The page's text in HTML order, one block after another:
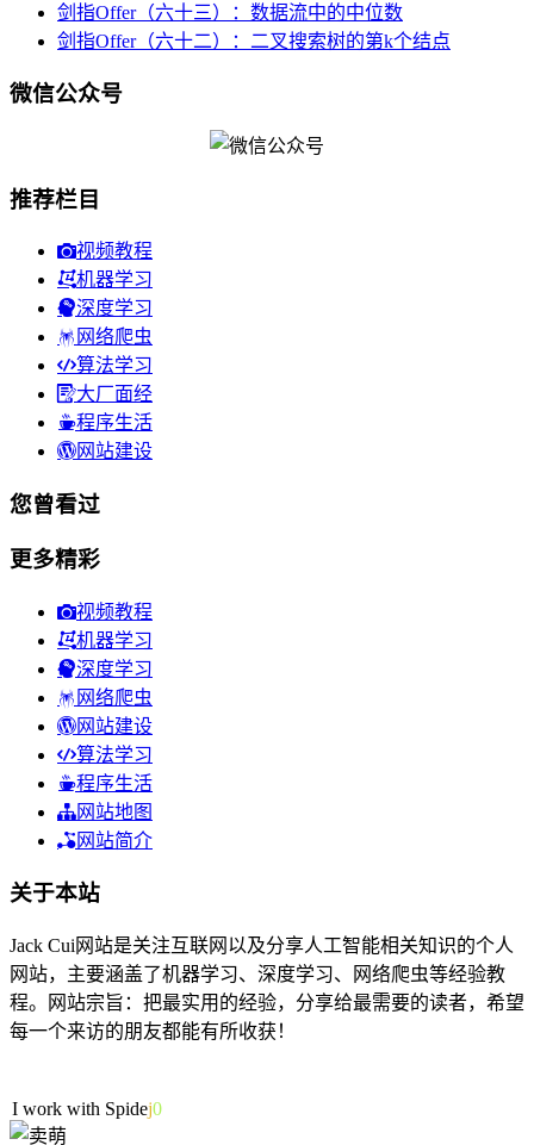
剑指Offer（六十三）：数据流中的中位数
剑指Offer（六十二）：二叉搜索树的第k个结点
微信公众号
推荐栏目
视频教程
机器学习
深度学习
网络爬虫
算法学习
大厂面经
程序生活
网站建设
您曾看过
更多精彩
视频教程
机器学习
深度学习
网络爬虫
网站建设
算法学习
程序生活
网站地图
网站简介
关于本站
Jack Cui网站是关注互联网以及分享人工智能相关知识的个人
网站，主要涵盖了机器学习、深度学习、网络爬虫等经验教
程。网站宗旨：把最实用的经验，分享给最需要的读者，希望
每一个来访的朋友都能有所收获！
I work with Kqin